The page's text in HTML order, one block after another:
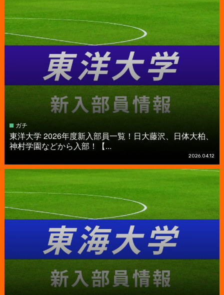
ガチ
東洋大学 2026年度新入部員一覧！日大藤沢、日体大柏、
神村学園などから入部！【...
2026.04.12